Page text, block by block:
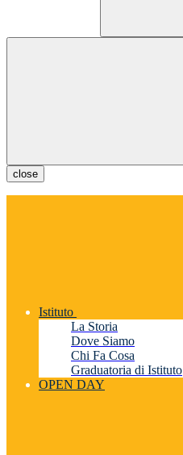
close
Istituto
La Storia
Dove Siamo
Chi Fa Cosa
Graduatoria di Istituto
OPEN DAY